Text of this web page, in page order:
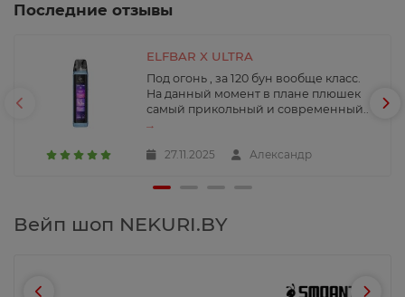
Последние отзывы
ELFBAR X ULTRA
Под огонь , за 120 бун вообще класс.
На данный момент в плане плюшек
самый прикольный и современный..
→
27.11.2025 Александр
Вейп шоп NEKURI.BY